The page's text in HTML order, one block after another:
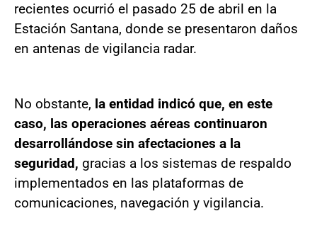
recientes ocurrió el pasado 25 de abril en la
Estación Santana, donde se presentaron daños
en antenas de vigilancia radar.
No obstante, la entidad indicó que, en este
caso, las operaciones aéreas continuaron
desarrollándose sin afectaciones a la
seguridad, gracias a los sistemas de respaldo
implementados en las plataformas de
comunicaciones, navegación y vigilancia.